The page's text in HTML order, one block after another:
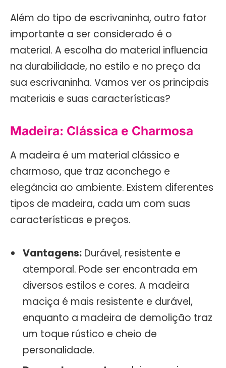
Além do tipo de escrivaninha, outro fator
importante a ser considerado é o
material. A escolha do material influencia
na durabilidade, no estilo e no preço da
sua escrivaninha. Vamos ver os principais
materiais e suas características?
Madeira: Clássica e Charmosa
A madeira é um material clássico e
charmoso, que traz aconchego e
elegância ao ambiente. Existem diferentes
tipos de madeira, cada um com suas
características e preços.
Vantagens: Durável, resistente e
atemporal. Pode ser encontrada em
diversos estilos e cores. A madeira
maciça é mais resistente e durável,
enquanto a madeira de demolição traz
um toque rústico e cheio de
personalidade.